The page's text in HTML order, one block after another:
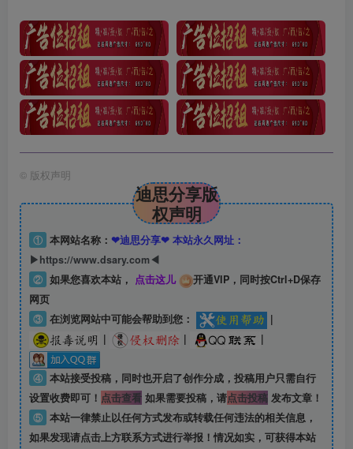
© 版权声明
迪思分享版
权声明
① 本网站名称： ❤迪思分享❤ 本站永久网址：
▶https://www.dsary.com◀
② 如果您喜欢本站， 点击这儿
开通VIP，同时按Ctrl+D保存
网页
③ 在浏览网站中可能会帮助到您：
|
|
| |
④ 本站接受投稿，同时也开启了创作分成，投稿用户只需自行
设置收费即可！ 点击查看如果需要投稿，请点击投稿发布文章！
⑤ 本站一律禁止以任何方式发布或转载任何违法的相关信息，
如果发现请点击上方联系方式进行举报！情况如实，可获得本站